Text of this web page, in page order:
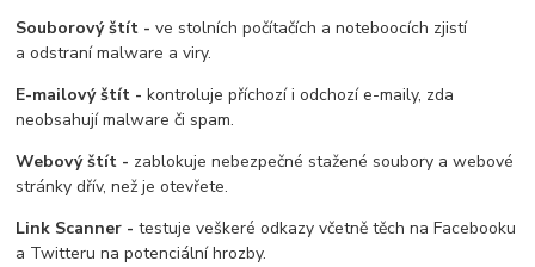
Souborový štít -ve stolních počítačích a noteboocích zjistí
a odstraní malware a viry.
E-mailový štít -kontroluje příchozí i odchozí e-maily, zda
neobsahují malware či spam.
Webový štít - zablokuje nebezpečné stažené soubory a webové
stránky dřív, než je otevřete.
Link Scanner -testuje veškeré odkazy včetně těch na Facebooku
a Twitteru na potenciální hrozby.